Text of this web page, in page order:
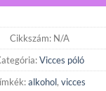
Cikkszám: N/A
Vicces póló
alkohol, vicces